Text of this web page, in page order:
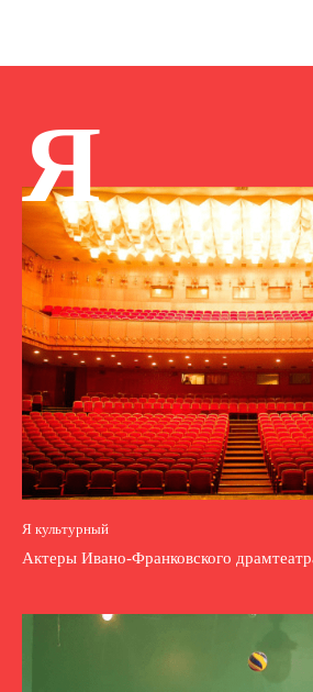
Я
Я культурный
Актеры Ивано-Франковского